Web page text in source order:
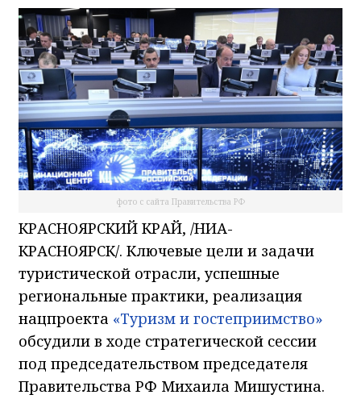
фото с сайта Правительства РФ
КРАСНОЯРСКИЙ КРАЙ, /НИА-
КРАСНОЯРСК/. Ключевые цели и задачи
туристической отрасли, успешные
региональные практики, реализация
нацпроекта «Туризм и гостеприимство»
обсудили в ходе стратегической сессии
под председательством председателя
Правительства РФ Михаила Мишустина.